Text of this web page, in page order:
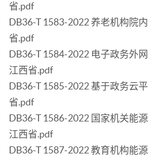
省.pdf
DB36-T 1583-2022 养老机构院
省.pdf
DB36-T 1584-2022 电子政务外
江西省.pdf
DB36-T 1585-2022 基于政务云
省.pdf
DB36-T 1586-2022 国家机关能
江西省.pdf
DB36-T 1587-2022 教育机构能